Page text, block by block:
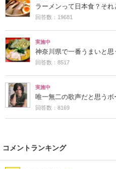
ラーメンって日本食？それ
回答数：19681
実施中
神奈川県で一番うまいと
回答数：8517
実施中
唯一無二の歌声だと思うボ
回答数：8169
コメントランキング